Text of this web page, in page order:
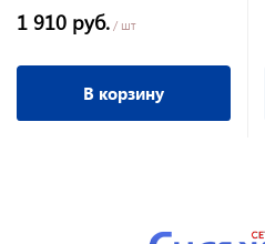
олифу
1 910 руб. / шт
В корзину